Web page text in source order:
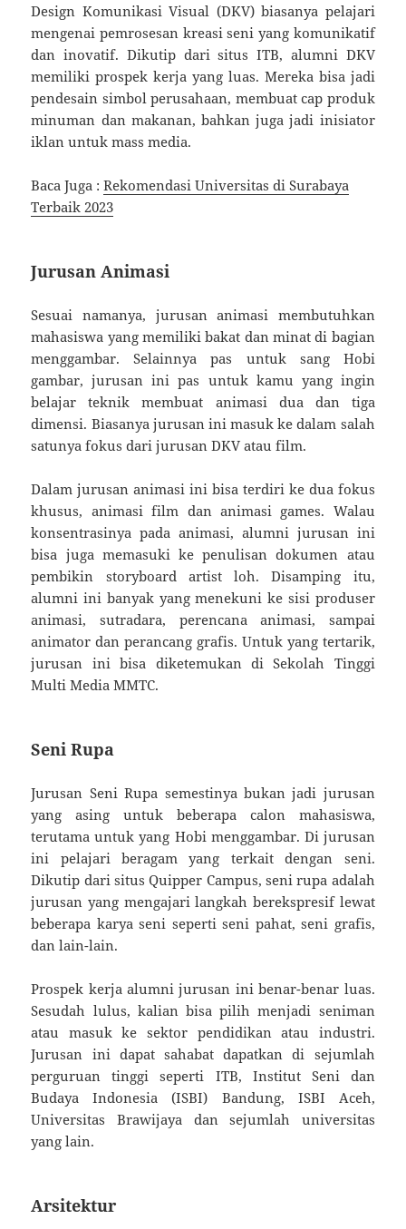
Design Komunikasi Visual (DKV) biasanya pelajari
mengenai pemrosesan kreasi seni yang komunikatif
dan inovatif. Dikutip dari situs ITB, alumni DKV
memiliki prospek kerja yang luas. Mereka bisa jadi
pendesain simbol perusahaan, membuat cap produk
minuman dan makanan, bahkan juga jadi inisiator
iklan untuk mass media.
Baca Juga :Rekomendasi Universitas di Surabaya
Terbaik 2023
Jurusan Animasi
Sesuai namanya, jurusan animasi membutuhkan
mahasiswa yang memiliki bakat dan minat di bagian
menggambar. Selainnya pas untuk sang Hobi
gambar, jurusan ini pas untuk kamu yang ingin
belajar teknik membuat animasi dua dan tiga
dimensi. Biasanya jurusan ini masuk ke dalam salah
satunya fokus dari jurusan DKV atau film.
Dalam jurusan animasi ini bisa terdiri ke dua fokus
khusus, animasi film dan animasi games. Walau
konsentrasinya pada animasi, alumni jurusan ini
bisa juga memasuki ke penulisan dokumen atau
pembikin storyboard artist loh. Disamping itu,
alumni ini banyak yang menekuni ke sisi produser
animasi, sutradara, perencana animasi, sampai
animator dan perancang grafis. Untuk yang tertarik,
jurusan ini bisa diketemukan di Sekolah Tinggi
Multi Media MMTC.
Seni Rupa
Jurusan Seni Rupa semestinya bukan jadi jurusan
yang asing untuk beberapa calon mahasiswa,
terutama untuk yang Hobi menggambar. Di jurusan
ini pelajari beragam yang terkait dengan seni.
Dikutip dari situs Quipper Campus, seni rupa adalah
jurusan yang mengajari langkah berekspresif lewat
beberapa karya seni seperti seni pahat, seni grafis,
dan lain-lain.
Prospek kerja alumni jurusan ini benar-benar luas.
Sesudah lulus, kalian bisa pilih menjadi seniman
atau masuk ke sektor pendidikan atau industri.
Jurusan ini dapat sahabat dapatkan di sejumlah
perguruan tinggi seperti ITB, Institut Seni dan
Budaya Indonesia (ISBI) Bandung, ISBI Aceh,
Universitas Brawijaya dan sejumlah universitas
yang lain.
Arsitektur